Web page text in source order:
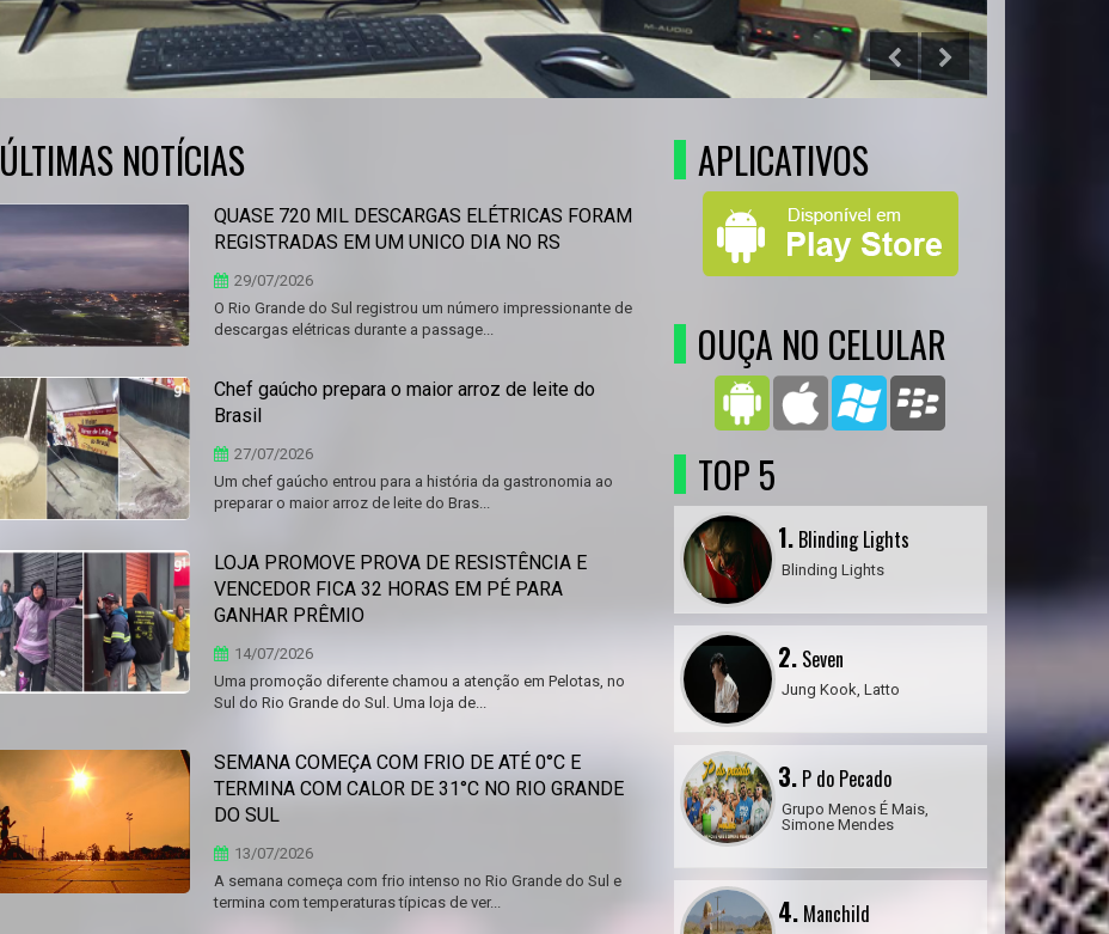
ÚLTIMAS NOTÍCIAS
QUASE 720 MIL DESCARGAS ELÉTRICAS FORAM
REGISTRADAS EM UM UNICO DIA NO RS
29/07/2026
O Rio Grande do Sul registrou um número impressionante de
descargas elétricas durante a passage...
Chef gaúcho prepara o maior arroz de leite do
Brasil
27/07/2026
Um chef gaúcho entrou para a história da gastronomia ao
preparar o maior arroz de leite do Bras...
LOJA PROMOVE PROVA DE RESISTÊNCIA E
VENCEDOR FICA 32 HORAS EM PÉ PARA
GANHAR PRÊMIO
14/07/2026
Uma promoção diferente chamou a atenção em Pelotas, no
Sul do Rio Grande do Sul. Uma loja de...
SEMANA COMEÇA COM FRIO DE ATÉ 0°C E
TERMINA COM CALOR DE 31°C NO RIO GRANDE
DO SUL
13/07/2026
A semana começa com frio intenso no Rio Grande do Sul e
termina com temperaturas típicas de ver...
APLICATIVOS
OUÇA NO CELULAR
TOP 5
1.Blinding Lights
Blinding Lights
2.Seven
Jung Kook, Latto
3.P do Pecado
Grupo Menos É Mais,
Simone Mendes
4.Manchild